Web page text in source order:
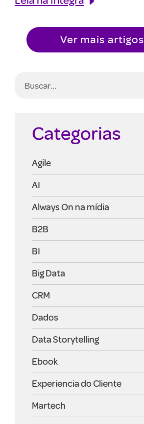
Ver mais artigos
Categorias
Agile
AI
Always On na mídia
B2B
BI
Big Data
CRM
Dados
Data Storytelling
Ebook
Experiencia do Cliente
Martech